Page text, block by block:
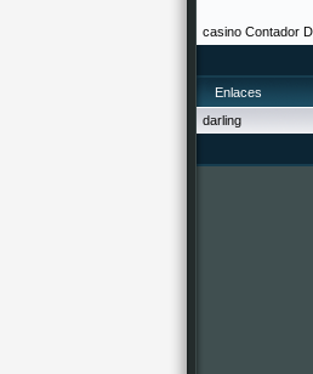
casino Contador
Enlaces
darling